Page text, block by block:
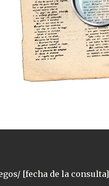
[fecha de la consulta]